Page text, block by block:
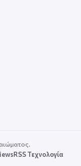
RSS Τεχνολογία